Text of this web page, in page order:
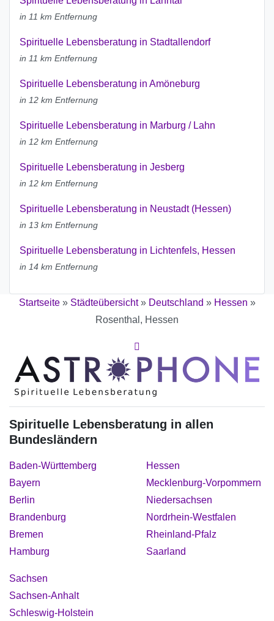
in 11 km Entfernung
Spirituelle Lebensberatung in Stadtallendorf
in 11 km Entfernung
Spirituelle Lebensberatung in Amöneburg
in 12 km Entfernung
Spirituelle Lebensberatung in Marburg / Lahn
in 12 km Entfernung
Spirituelle Lebensberatung in Jesberg
in 12 km Entfernung
Spirituelle Lebensberatung in Neustadt (Hessen)
in 13 km Entfernung
Spirituelle Lebensberatung in Lichtenfels, Hessen
in 14 km Entfernung
Startseite» Städteübersicht» Deutschland » Hessen »
Rosenthal, Hessen
Spirituelle Lebensberatung in allen
Bundesländern
Baden-Württemberg
Bayern
Berlin
Brandenburg
Bremen
Hamburg
Hessen
Mecklenburg-Vorpommern
Niedersachsen
Nordrhein-Westfalen
Rheinland-Pfalz
Saarland
Sachsen
Sachsen-Anhalt
Schleswig-Holstein